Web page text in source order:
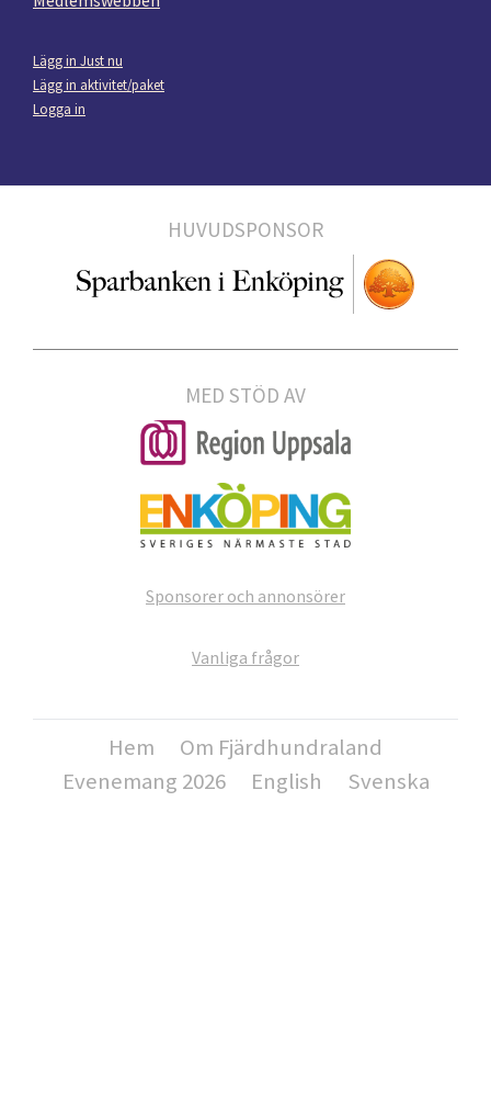
Lägg in Just nu
Lägg in aktivitet/paket
Logga in
HUVUDSPONSOR
MED STÖD AV
Sponsorer och annonsörer
Vanliga frågor
Hem
Om Fjärdhundraland
Evenemang 2026
English Svenska